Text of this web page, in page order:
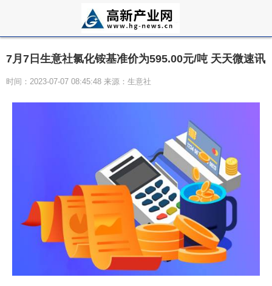
7月7日生意社氯化铵基准价为595.00元/吨 天天微速讯
时间：2023-07-07 08:45:48 来源：生意社